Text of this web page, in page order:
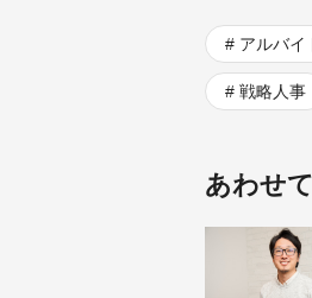
アルバイ
戦略人事
あわせ